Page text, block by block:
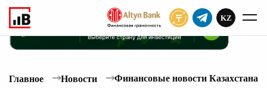
KZ
Главное Новости Финансовые новости Казахстана